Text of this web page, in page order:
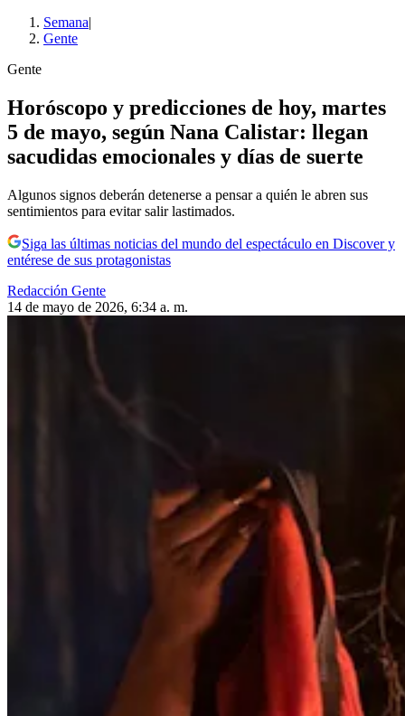
Semana|
Gente
Gente
Horóscopo y predicciones de hoy, martes
5 de mayo, según Nana Calistar: llegan
sacudidas emocionales y días de suerte
Algunos signos deberán detenerse a pensar a quién le abren sus
sentimientos para evitar salir lastimados.
Siga las últimas noticias del mundo del espectáculo en Discover y
entérese de sus protagonistas
Redacción Gente
14 de mayo de 2026, 6:34 a. m.